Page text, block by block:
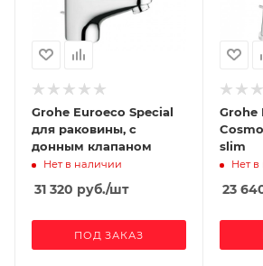
Grohe Euroeco Special
для раковины, с
донным клапаном
Нет в наличии
31 320 руб./шт
ПОД ЗАКАЗ
Grohe
slim
Нет
23